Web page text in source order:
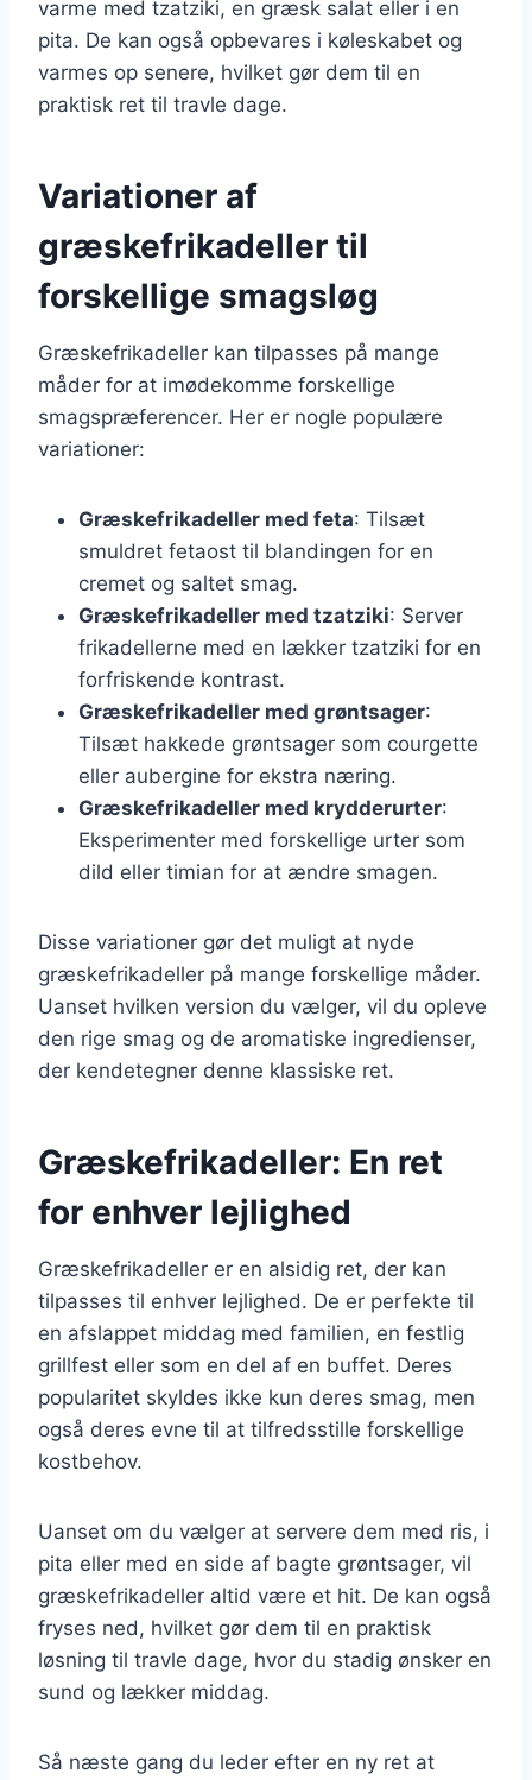
varme med tzatziki, en græsk salat eller i en
pita. De kan også opbevares i køleskabet og
varmes op senere, hvilket gør dem til en
praktisk ret til travle dage.
Variationer af
græskefrikadeller til
forskellige smagsløg
Græskefrikadeller kan tilpasses på mange
måder for at imødekomme forskellige
smagspræferencer. Her er nogle populære
variationer:
Græskefrikadeller med feta: Tilsæt
smuldret fetaost til blandingen for en
cremet og saltet smag.
Græskefrikadeller med tzatziki: Server
frikadellerne med en lækker tzatziki for en
forfriskende kontrast.
Græskefrikadeller med grøntsager:
Tilsæt hakkede grøntsager som courgette
eller aubergine for ekstra næring.
Græskefrikadeller med krydderurter:
Eksperimenter med forskellige urter som
dild eller timian for at ændre smagen.
Disse variationer gør det muligt at nyde
græskefrikadeller på mange forskellige måder.
Uanset hvilken version du vælger, vil du opleve
den rige smag og de aromatiske ingredienser,
der kendetegner denne klassiske ret.
Græskefrikadeller: En ret
for enhver lejlighed
Græskefrikadeller er en alsidig ret, der kan
tilpasses til enhver lejlighed. De er perfekte til
en afslappet middag med familien, en festlig
grillfest eller som en del af en buffet. Deres
popularitet skyldes ikke kun deres smag, men
også deres evne til at tilfredsstille forskellige
kostbehov.
Uanset om du vælger at servere dem med ris, i
pita eller med en side af bagte grøntsager, vil
græskefrikadeller altid være et hit. De kan også
fryses ned, hvilket gør dem til en praktisk
løsning til travle dage, hvor du stadig ønsker en
sund og lækker middag.
Så næste gang du leder efter en ny ret at